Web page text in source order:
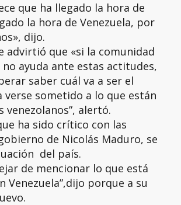
que ha llegado la hora de
la hora de Venezuela, por
dijo.
advirtió que «si la comunidad
ayuda ante estas actitudes,
saber cuál va a ser el
verse sometido a lo que están
venezolanos”, alertó.
ha sido crítico con las
de Nicolás Maduro, se
del país.
de mencionar lo que está
Venezuela”,dijo porque a su